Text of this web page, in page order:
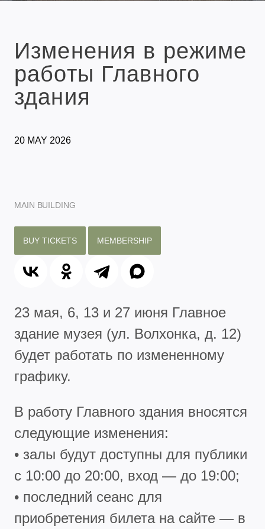
Изменения в режиме
работы Главного
здания
20 MAY 2026
MAIN BUILDING
BUY TICKETS MEMBERSHIP
23 мая, 6, 13 и 27 июня Главное
здание музея (ул. Волхонка, д. 12)
будет работать по измененному
графику.
В работу Главного здания вносятся
следующие изменения:
• залы будут доступны для публики
с 10:00 до 20:00, вход — до 19:00;
• последний сеанс для
приобретения билета на сайте — в